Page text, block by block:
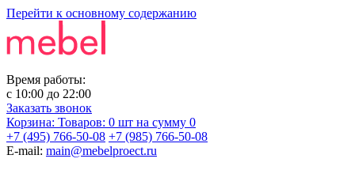
Перейти к основному содержанию
Время работы:
с 10:00 до 22:00
Заказать звонок
Корзина: Товаров: 0 шт на сумму 0
+7 (495) 766-50-08 +7 (985) 766-50-08
E-mail: main@mebelproect.ru